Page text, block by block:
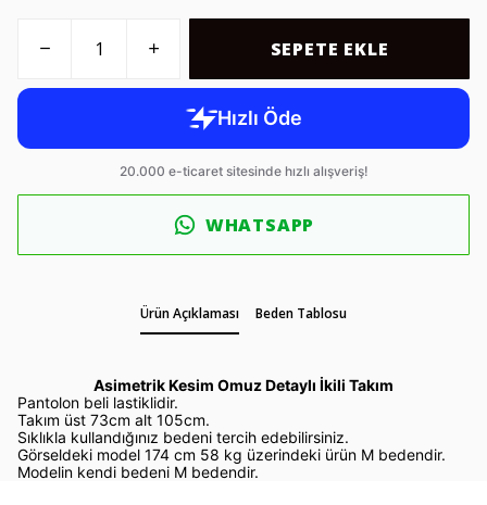
SEPETE EKLE
WHATSAPP
Ürün Açıklaması Beden Tablosu
Asimetrik Kesim Omuz Detaylı İkili Takım
Pantolon beli lastiklidir.
Takım üst 73cm alt 105cm.
Sıklıkla kullandığınız bedeni tercih edebilirsiniz.
Görseldeki model 174 cm 58 kg üzerindeki ürün M bedendir.
Modelin kendi bedeni M bedendir.